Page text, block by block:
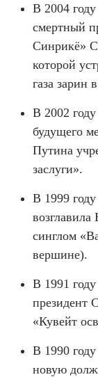
В 2004
смертный
Синрикё»
которой
газа зарин
В 2002
будущего
Путина
заслуги».
В 1999
синглом
вершине).
В 1991
«Кувейт
В 1990
новую